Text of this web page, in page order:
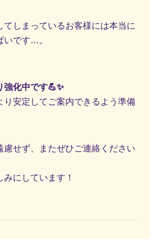
しまっているお客様には本当に
いです…。
強化中です💪✨
り安定してご案内できるよう準備
慮せず、またぜひご連絡ください
にしています！